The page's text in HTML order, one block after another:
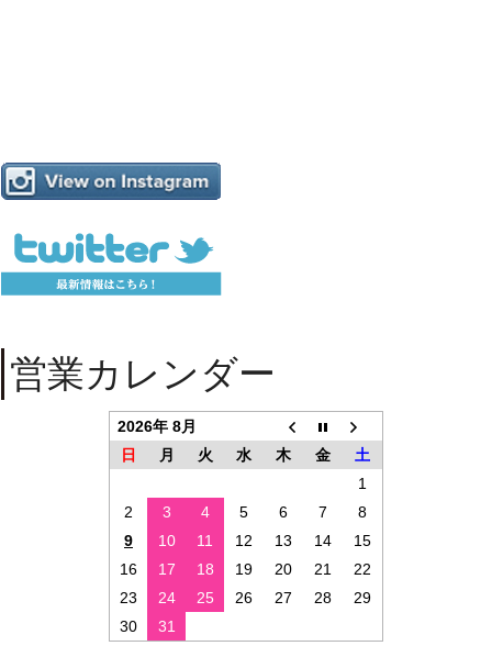
営業カレンダー
2026年 8月
日
月 火 水 木 金
土
1
2
3 4 5 6 7
8
9
10 11 12 13 14
15
16
17 18 19 20 21
22
23
24 25 26 27 28
29
30
31